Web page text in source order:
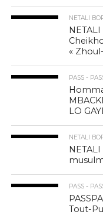
NETALI
«
PASS -
LO
NETALI
PASS -
Tout-